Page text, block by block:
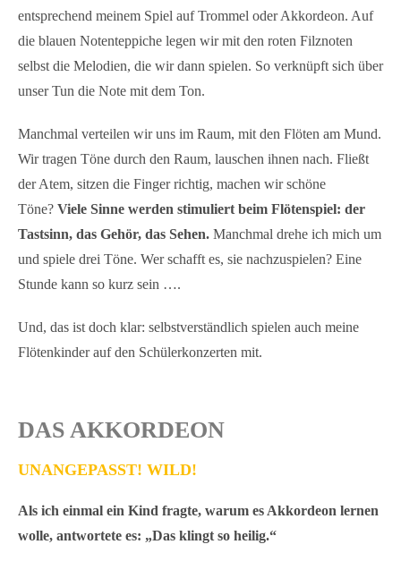
entsprechend meinem Spiel auf Trommel oder Akkordeon. Auf
die blauen Notenteppiche legen wir mit den roten Filznoten
selbst die Melodien, die wir dann spielen. So verknüpft sich über
unser Tun die Note mit dem Ton.
Manchmal verteilen wir uns im Raum, mit den Flöten am Mund.
Wir tragen Töne durch den Raum, lauschen ihnen nach. Fließt
der Atem, sitzen die Finger richtig, machen wir schöne
Töne? Viele Sinne werden stimuliert beim Flötenspiel: der
Tastsinn, das Gehör, das Sehen. Manchmal drehe ich mich um
und spiele drei Töne. Wer schafft es, sie nachzuspielen? Eine
Stunde kann so kurz sein ….
Und, das ist doch klar: selbstverständlich spielen auch meine
Flötenkinder auf den Schülerkonzerten mit.
DAS AKKORDEON
UNANGEPASST! WILD!
Als ich einmal ein Kind fragte, warum es Akkordeon lernen
wolle, antwortete es: „Das klingt so heilig.“